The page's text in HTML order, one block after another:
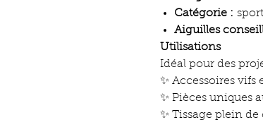
Catégorie :
Aiguilles
Utilisations
Idéal pour des
✨ Accessoires
✨ Pièces uniques
✨ Tissage plein